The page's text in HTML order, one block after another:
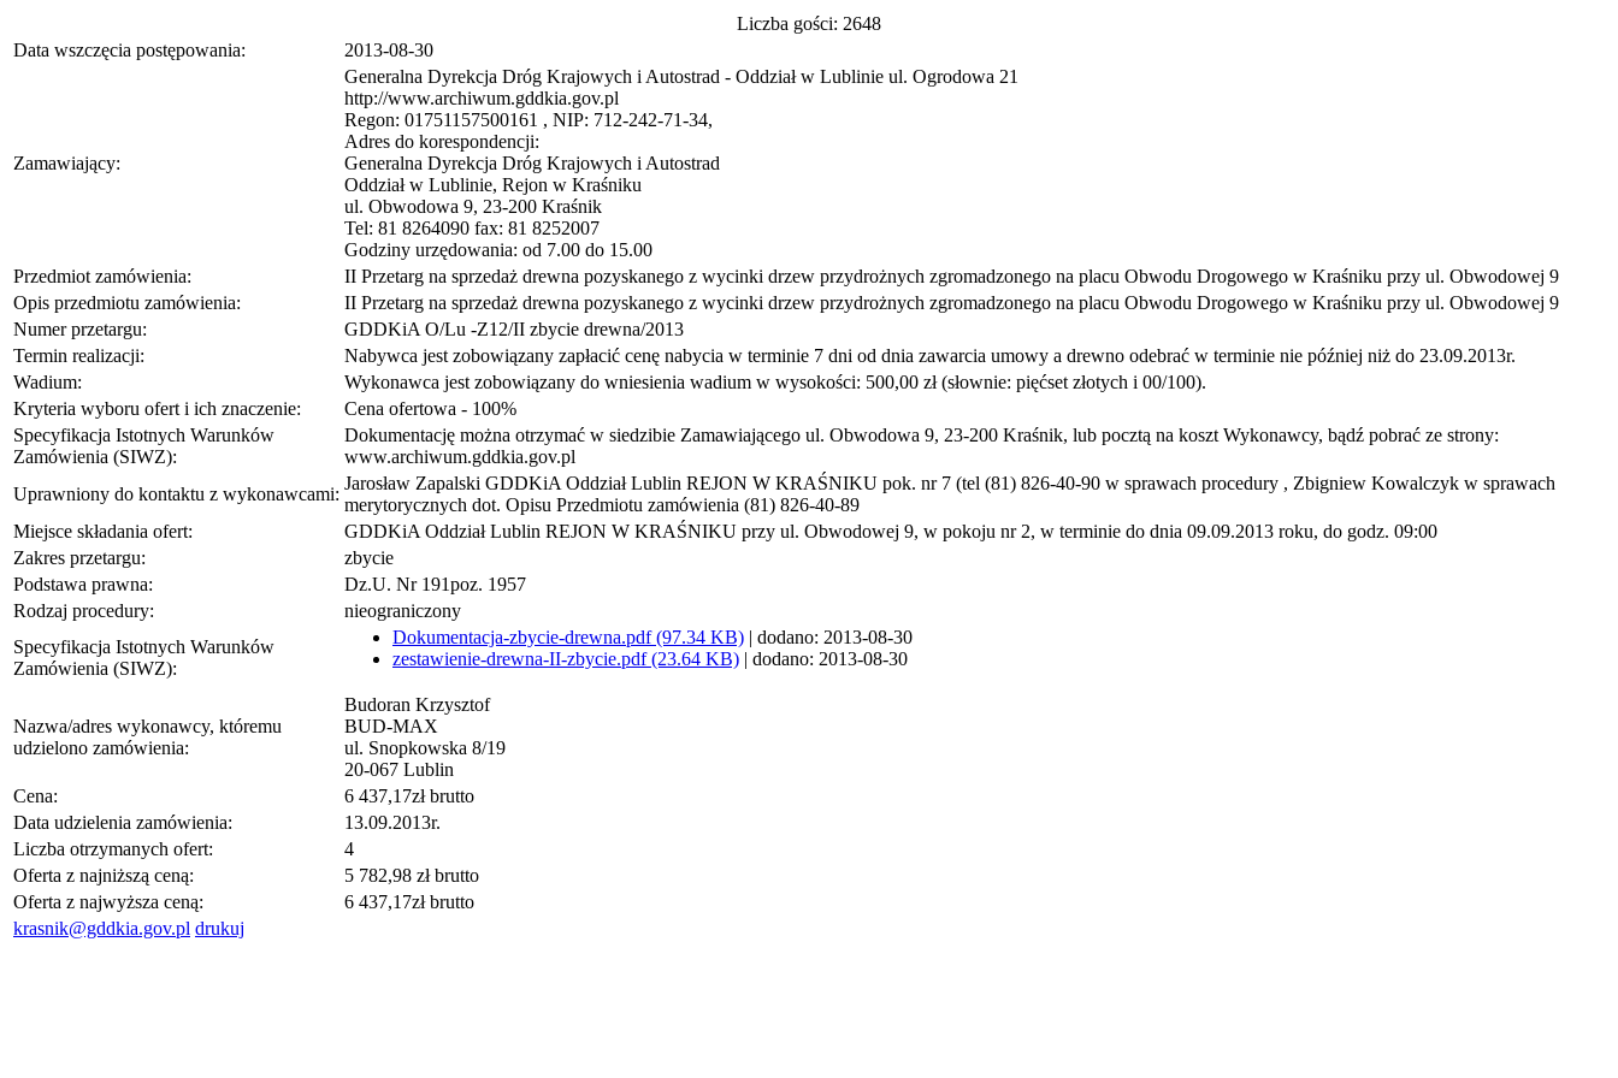
Liczba gości: 2648
Data wszczęcia postępowania:
2013-08-30
Zamawiający:
Generalna Dyrekcja Dróg Krajowych i Autostrad - Oddział w Lublinie ul. Ogrodowa 21
http://www.archiwum.gddkia.gov.pl
Regon: 01751157500161 , NIP: 712-242-71-34,
Adres do korespondencji:
Generalna Dyrekcja Dróg Krajowych i Autostrad
Oddział w Lublinie, Rejon w Kraśniku
ul. Obwodowa 9, 23-200 Kraśnik
Tel: 81 8264090 fax: 81 8252007
Godziny urzędowania: od 7.00 do 15.00
Przedmiot zamówienia:
II Przetarg na sprzedaż drewna pozyskanego z wycinki drzew przydrożnych zgromadzonego na placu Obwodu Drogowego w Kraśniku przy ul. Obwodowej 9
Opis przedmiotu zamówienia:
II Przetarg na sprzedaż drewna pozyskanego z wycinki drzew przydrożnych zgromadzonego na placu Obwodu Drogowego w Kraśniku przy ul. Obwodowej 9
Numer przetargu:
GDDKiA O/Lu -Z12/II zbycie drewna/2013
Termin realizacji:
Nabywca jest zobowiązany zapłacić cenę nabycia w terminie 7 dni od dnia zawarcia umowy a drewno odebrać w terminie nie później niż do 23.09.2013r.
Wadium:
Wykonawca jest zobowiązany do wniesienia wadium w wysokości: 500,00 zł (słownie: pięćset złotych i 00/100).
Kryteria wyboru ofert i ich znaczenie:
Cena ofertowa - 100%
Specyfikacja Istotnych Warunków
Zamówienia (SIWZ):
Dokumentację można otrzymać w siedzibie Zamawiającego ul. Obwodowa 9, 23-200 Kraśnik, lub pocztą na koszt Wykonawcy, bądź pobrać ze strony:
www.archiwum.gddkia.gov.pl
Uprawniony do kontaktu z wykonawcami:
Jarosław Zapalski GDDKiA Oddział Lublin REJON W KRAŚNIKU pok. nr 7 (tel (81) 826-40-90 w sprawach procedury , Zbigniew Kowalczyk w sprawach
merytorycznych dot. Opisu Przedmiotu zamówienia (81) 826-40-89
Miejsce składania ofert:
GDDKiA Oddział Lublin REJON W KRAŚNIKU przy ul. Obwodowej 9, w pokoju nr 2, w terminie do dnia 09.09.2013 roku, do godz. 09:00
Zakres przetargu:
zbycie
Podstawa prawna:
Dz.U. Nr 191poz. 1957
Rodzaj procedury:
nieograniczony
Specyfikacja Istotnych Warunków
Zamówienia (SIWZ):
Dokumentacja-zbycie-drewna.pdf (97.34 KB) | dodano: 2013-08-30
zestawienie-drewna-II-zbycie.pdf (23.64 KB) | dodano: 2013-08-30
Nazwa/adres wykonawcy, któremu
udzielono zamówienia:
Budoran Krzysztof
BUD-MAX
ul. Snopkowska 8/19
20-067 Lublin
Cena:
6 437,17zł brutto
Data udzielenia zamówienia:
13.09.2013r.
Liczba otrzymanych ofert:
4
Oferta z najniższą ceną:
5 782,98 zł brutto
Oferta z najwyższa ceną:
6 437,17zł brutto
krasnik@gddkia.gov.pl drukuj